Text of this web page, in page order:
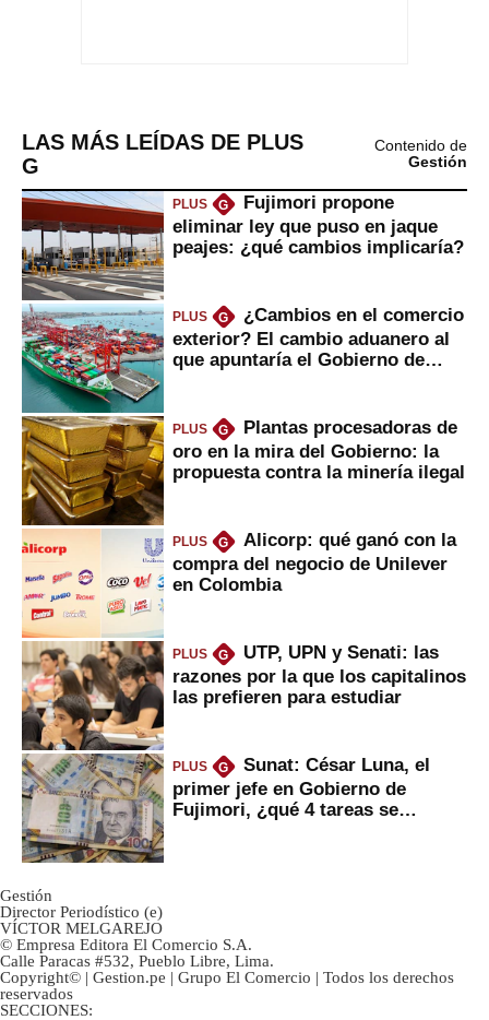
LAS MÁS LEÍDAS DE PLUS
G
Contenido de
Gestión
PLUS G
Fujimori propone
eliminar ley que puso en jaque
peajes: ¿qué cambios implicaría?
PLUS G
¿Cambios en el comercio
exterior? El cambio aduanero al
que apuntaría el Gobierno de
PLUS G
Plantas procesadoras de
oro en la mira del Gobierno: la
propuesta contra la minería ilegal
PLUS G
Alicorp: qué ganó con la
compra del negocio de Unilever
en Colombia
PLUS G
UTP, UPN y Senati: las
razones por la que los capitalinos
las prefieren para estudiar
PLUS G
Sunat: César Luna, el
primer jefe en Gobierno de
Fujimori, ¿qué 4 tareas se
Gestión
Director Periodístico (e)
VÍCTOR MELGAREJO
© Empresa Editora El Comercio S.A.
Calle Paracas #532, Pueblo Libre, Lima.
Copyright© | Gestion.pe | Grupo El Comercio | Todos los derechos
reservados
SECCIONES: